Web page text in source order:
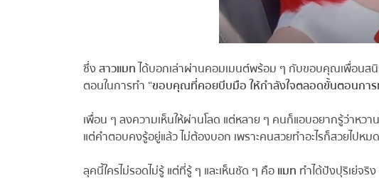
ซึ่งสาวแมทได้บอกเล่าผ่านคอมเมนต์พร้อม ๆ กับขอบคุณเพื่อนสนิ
ตอนในการทำ“ขอบคุณที่คอยบีบมือ ให้กำลังใจตลอดขั้นตอนการท
เพื่อน ๆ ลงความเห็นให้ผ่านโลด แต่หลาย ๆ คนก็แอบอยากรู้ว่าหวาน
แต่คำตอบคงรู้อยู่แล้ว ไม่ต้องบอก เพราะคนสวยทำอะไรก็สวยไปหม
ลุคนี้ใครไม่รอดไม่รู้ แต่ที่รู้ ๆ และเห็นชัด ๆ คือแมททำได้ปังปุริเย่จริง